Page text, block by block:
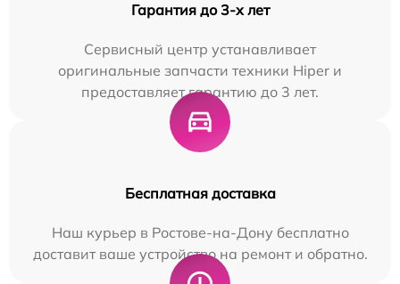
Гарантия до 3-х лет
Сервисный центр устанавливает
оригинальные запчасти техники Hiper и
предоставляет гарантию до 3 лет.
Бесплатная доставка
Наш курьер в Ростове-на-Дону бесплатно
доставит ваше устройство на ремонт и обратно.